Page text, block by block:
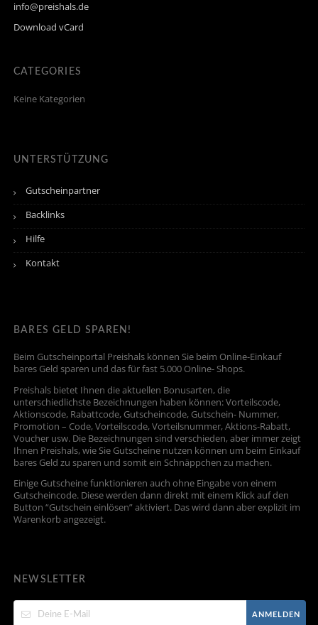
info@preishals.de
Download vCard
CATEGORIES
Keine Kategorien
UNTERSTÜTZUNG
Gutscheinpartner
Backlinks
Hilfe
Kontakt
BARES GELD SPAREN!
Beim Gutscheinportal Preishals können Sie beim Online-Einkauf
bares Geld sparen und das für fast 5.000 Online- Shops.
Preishals bietet Ihnen die aktuellen Bonusarten, die
unterschiedlichste Bezeichnungen haben können: Vorteilscode,
Aktionscode, Rabattcode, Gutscheincode, Gutschein- Nummer,
Promotion – Code, Vorteilscode, Vorteilsnummer, Aktions-Rabatt,
Voucher usw. Die Bezeichnungen sind verschieden, aber immer zeigt
Ihnen Preishals, wie Sie Gutscheine nutzen können um beim Einkauf
bares Geld zu sparen und somit ein Schnäppchen zu machen.
Einige Gutscheine funktionieren auch ohne Eingabe von einem
Gutscheincode. Diese werden dann direkt mit einem Klick auf den
Button “Gutschein einlösen” aktiviert. Das wird dann aber explizit im
Warenkorb angezeigt.
NEWSLETTER
ANMELDEN